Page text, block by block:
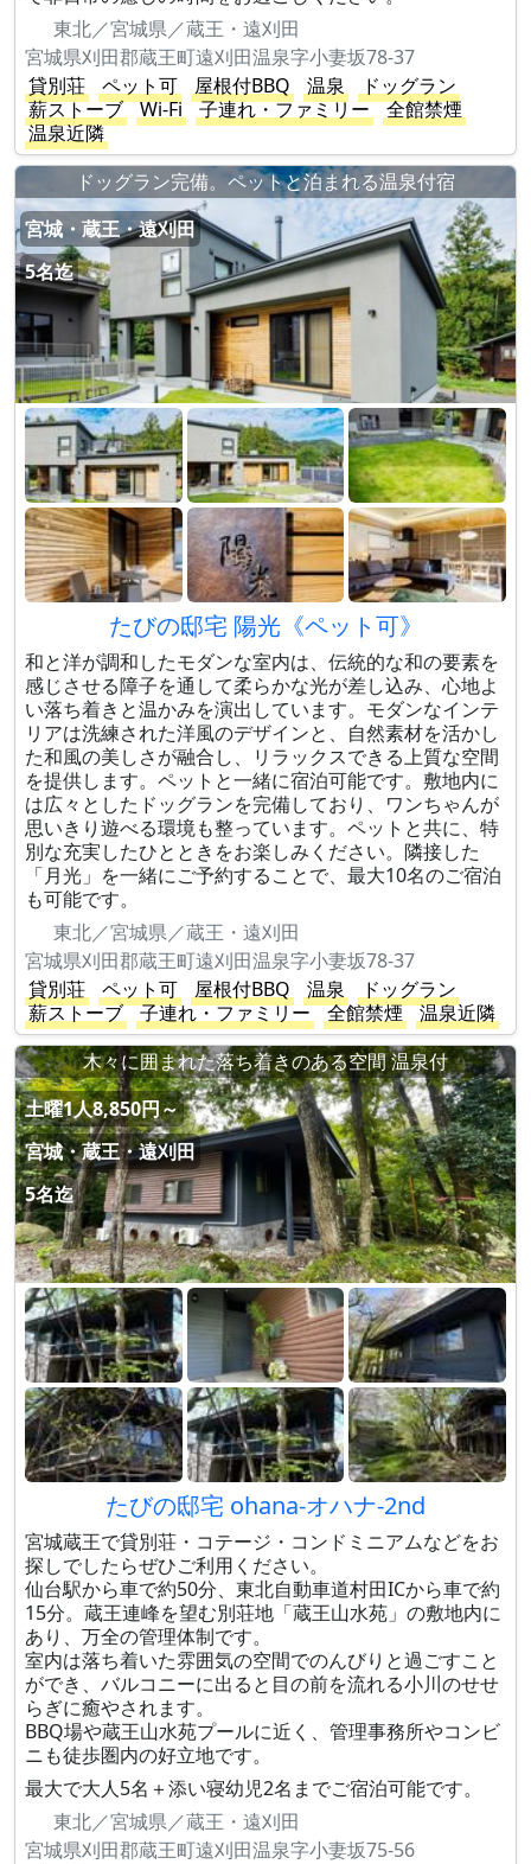
東北／宮城県／蔵王・遠刈田
宮城県刈田郡蔵王町遠刈田温泉字小妻坂78-37
貸別荘
ペット可 屋根付BBQ 温泉
ドッグラン
薪ストーブ
Wi-Fi 子連れ・ファミリー
全館禁煙
温泉近隣
ドッグラン完備。ペットと泊まれる温泉付宿
宮城・蔵王・遠刈田
5名迄
たびの邸宅 陽光《ペット可》
和と洋が調和したモダンな室内は、伝統的な和の要素を
感じさせる障子を通して柔らかな光が差し込み、心地よ
い落ち着きと温かみを演出しています。モダンなインテ
リアは洗練された洋風のデザインと、自然素材を活かし
た和風の美しさが融合し、リラックスできる上質な空間
を提供します。ペットと一緒に宿泊可能です。敷地内に
は広々としたドッグランを完備しており、ワンちゃんが
思いきり遊べる環境も整っています。ペットと共に、特
別な充実したひとときをお楽しみください。隣接した
「月光」を一緒にご予約することで、最大10名のご宿泊
も可能です。
東北／宮城県／蔵王・遠刈田
宮城県刈田郡蔵王町遠刈田温泉字小妻坂78-37
貸別荘
ペット可 屋根付BBQ 温泉
ドッグラン
薪ストーブ
子連れ・ファミリー 全館禁煙
温泉近隣
木々に囲まれた落ち着きのある空間 温泉付
土曜1人8,850円～
宮城・蔵王・遠刈田
5名迄
たびの邸宅 ohana-オハナ-2nd
宮城蔵王で貸別荘・コテージ・コンドミニアムなどをお
探しでしたらぜひご利用ください。
仙台駅から車で約50分、東北自動車道村田ICから車で約
15分。蔵王連峰を望む別荘地「蔵王山水苑」の敷地内に
あり、万全の管理体制です。
室内は落ち着いた雰囲気の空間でのんびりと過ごすこと
ができ、バルコニーに出ると目の前を流れる小川のせせ
らぎに癒やされます。
BBQ場や蔵王山水苑プールに近く、管理事務所やコンビ
ニも徒歩圏内の好立地です。
最大で大人5名＋添い寝幼児2名までご宿泊可能です。
東北／宮城県／蔵王・遠刈田
宮城県刈田郡蔵王町遠刈田温泉字小妻坂75-56